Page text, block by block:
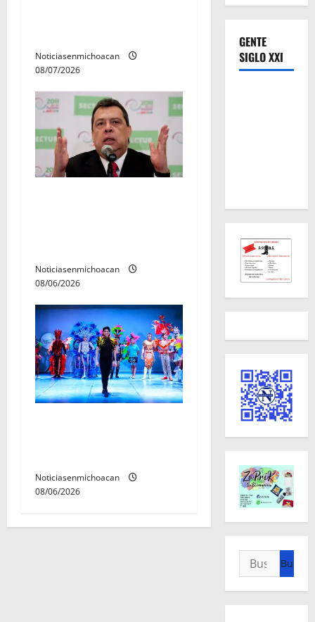
a
s
Noticiasenmichoacan
08/07/2026
Noticiasenmichoacan
08/06/2026
Noticiasenmichoacan
08/06/2026
GENTE
SIGLO XXI
Buscar: